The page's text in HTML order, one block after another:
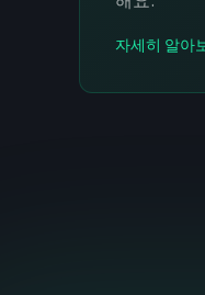
자세히 알아